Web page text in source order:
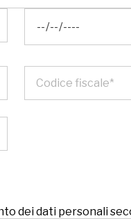
dei dati personali